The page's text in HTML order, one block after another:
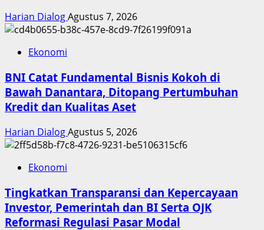
Harian DialogAgustus 7, 2026
Ekonomi
BNI Catat Fundamental Bisnis Kokoh di
Bawah Danantara, Ditopang Pertumbuhan
Kredit dan Kualitas Aset
Harian DialogAgustus 5, 2026
Ekonomi
Tingkatkan Transparansi dan Kepercayaan
Investor, Pemerintah dan BI Serta OJK
Reformasi Regulasi Pasar Modal